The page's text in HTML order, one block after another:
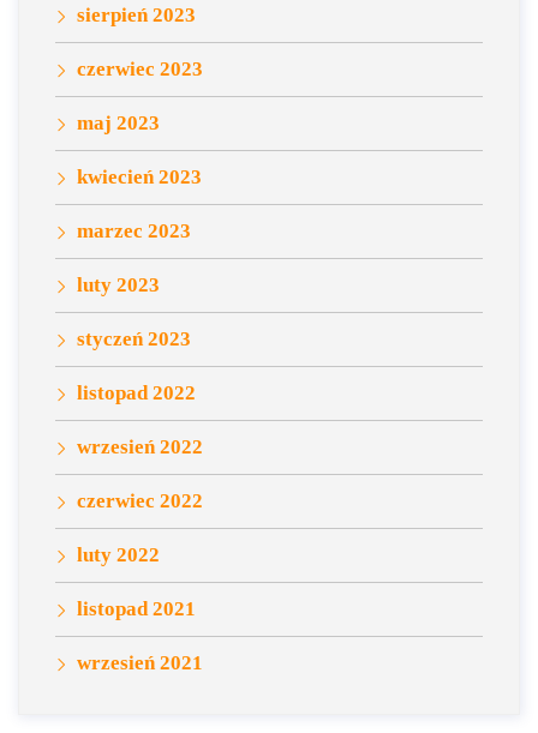
sierpień 2023
czerwiec 2023
maj 2023
kwiecień 2023
marzec 2023
luty 2023
styczeń 2023
listopad 2022
wrzesień 2022
czerwiec 2022
luty 2022
listopad 2021
wrzesień 2021